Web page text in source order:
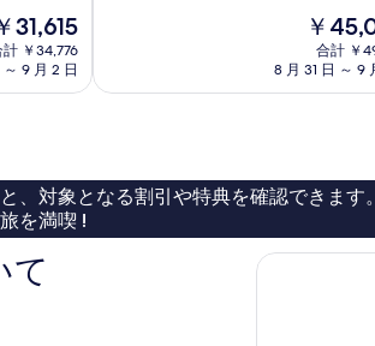
31,615
計 ￥34,776
～ 9 月 2 日
高
ら
し
口
現
在
の
￥
合計 ￥
8 月 31 日 ～ 9
、対象となる割引や特典を確認できま
を満喫 !
て